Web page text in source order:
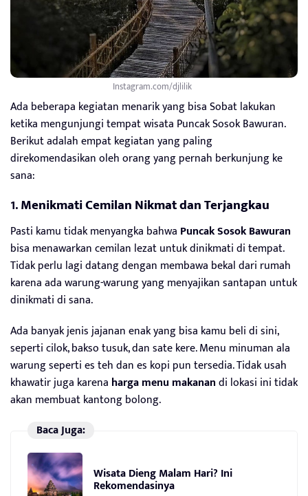
Instagram.com/djlilik_
Ada beberapa kegiatan menarik yang bisa Sobat lakukan
ketika mengunjungi tempat wisata Puncak Sosok Bawuran.
Berikut adalah empat kegiatan yang paling
direkomendasikan oleh orang yang pernah berkunjung ke
sana:
1.Menikmati Cemilan Nikmat dan Terjangkau
Pasti kamu tidak menyangka bahwa Puncak Sosok Bawuran
bisa menawarkan cemilan lezat untuk dinikmati di tempat.
Tidak perlu lagi datang dengan membawa bekal dari rumah
karena ada warung-warung yang menyajikan santapan untuk
dinikmati di sana.
Ada banyak jenis jajanan enak yang bisa kamu beli di sini,
seperti cilok, bakso tusuk, dan sate kere. Menu minuman ala
warung seperti es teh dan es kopi pun tersedia. Tidak usah
khawatir juga karena harga menu makanandi lokasi ini tidak
akan membuat kantong bolong.
Baca Juga:
Wisata Dieng Malam Hari? Ini
Rekomendasinya